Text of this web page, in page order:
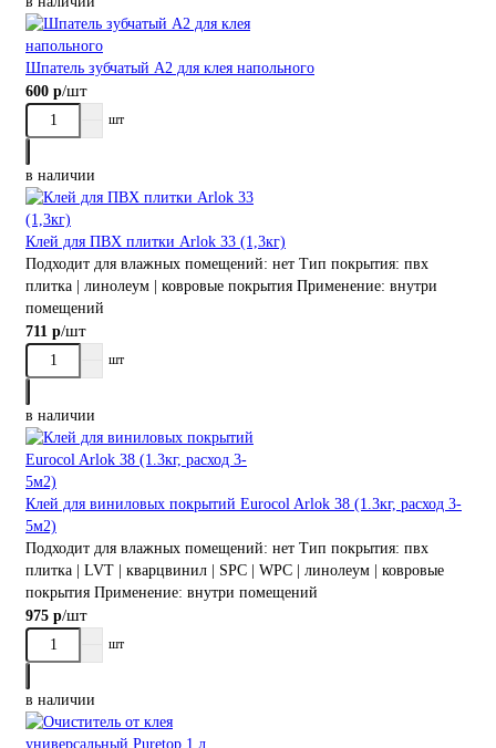
Шпатель зубчатый А2 для клея напольного
600 р/шт
шт
в наличии
Клей для ПВХ плитки Arlok 33 (1,3кг)
Подходит для влажных помещений: нет Тип покрытия: пвх
плитка | линолеум | ковровые покрытия Применение: внутри
помещений
711 р/шт
шт
в наличии
Клей для виниловых покрытий Eurocol Arlok 38 (1.3кг, расход 3-
5м2)
Подходит для влажных помещений: нет Тип покрытия: пвх
плитка | LVT | кварцвинил | SPC | WPC | линолеум | ковровые
покрытия Применение: внутри помещений
975 р/шт
шт
в наличии